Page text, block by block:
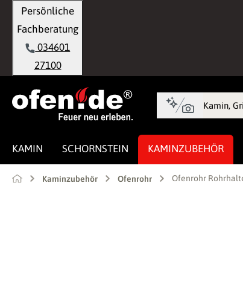
Zur Hauptnavigation springen
Persönliche
Fachberatung
034601
27100
KAMIN SCHORNSTEIN KAMINZUBEHÖR
Kaminzubehör Ofenrohr Ofenrohr